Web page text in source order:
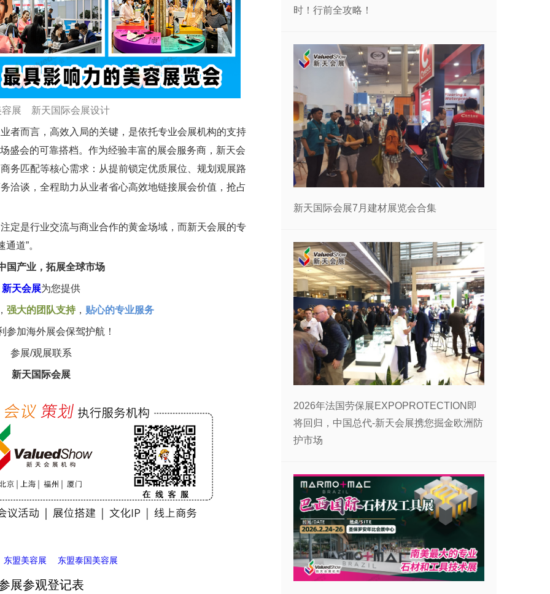
容展 新天国际会展设计
而言，高效入局的关键，是依托专业会展机构的支持
会的可靠搭档。作为经验丰富的展会服务商，新天会
务匹配等核心需求：从提前锁定优质展位、规划观展路
洽谈，全程助力从业者省心高效地链接展会价值，抢占
是行业交流与商业合作的黄金场域，而新天会展的专
道”。
国产业，拓展全球市场
新天会展为您提供
强大的团队支持， 贴心的专业服务
参加海外展会保驾护航！
参展/观展联系
新天国际会展
东盟美容展 东盟泰国美容展
时！行前全攻略！
新天国际会展7月建材展览会合集
2026年法国劳保展EXPOPROTECTION即
将回归，中国总代-新天会展携您掘金欧洲防
护市场